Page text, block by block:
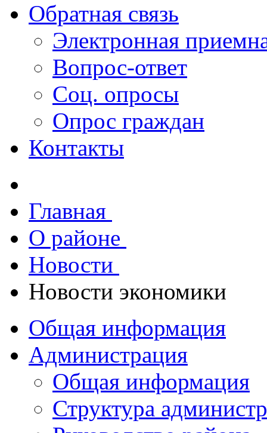
Обратная связь
Электронная
Вопрос-ответ
Соц. опросы
Опрос граждан
Контакты
Главная
О районе
Новости
Новости экономики
Общая информация
Администрация
Общая информация
Структура